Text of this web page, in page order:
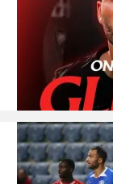
1
לבית עסק